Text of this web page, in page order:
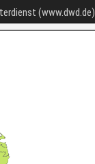
(www.dwd.de)